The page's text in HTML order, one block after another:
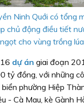
Ninh Quới có tổng
chủ động điều tiết
cho vùng trồng
dự án giai đoạn
tỷ đồng, với những
phường Hiệp
- Cà Mau, kè Gành